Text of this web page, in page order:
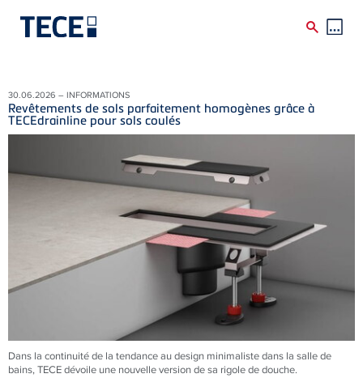
30.06.2026 – INFORMATIONS
Revêtements de sols parfaitement homogènes grâce à
TECEdrainline pour sols coulés
Dans la continuité de la tendance au design minimaliste dans la salle de
bains, TECE dévoile une nouvelle version de sa rigole de douche.